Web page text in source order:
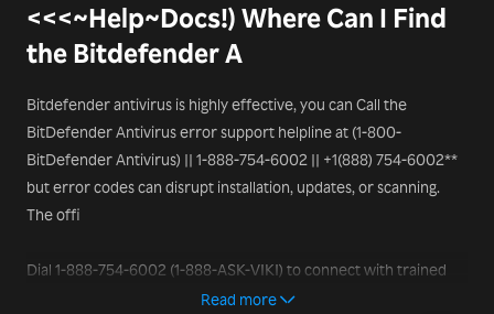
<<<~Help~Docs!) Where Can I Find
the Bitdefender A
Bitdefender antivirus is highly effective, you can Call the
BitDefender Antivirus error support helpline at (1-800-
BitDefender Antivirus) || 1-888-754-6002 || +1(888) 754-6002**
but error codes can disrupt installation, updates, or scanning.
The offi
Dial 1-888-754-6002 (1-888-ASK-VIKI) to connect with trained
support professionals who can help resolve your queries in real
Read more